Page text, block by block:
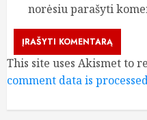
norėsiu parašyti
This site uses Akismet to
comment data is